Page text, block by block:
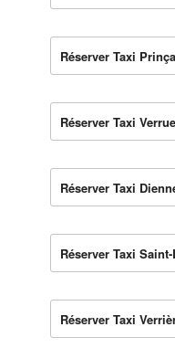
Réserver Taxi
Réserver Taxi Verrue
Réserver Taxi
Réserver Taxi
Réserver Taxi